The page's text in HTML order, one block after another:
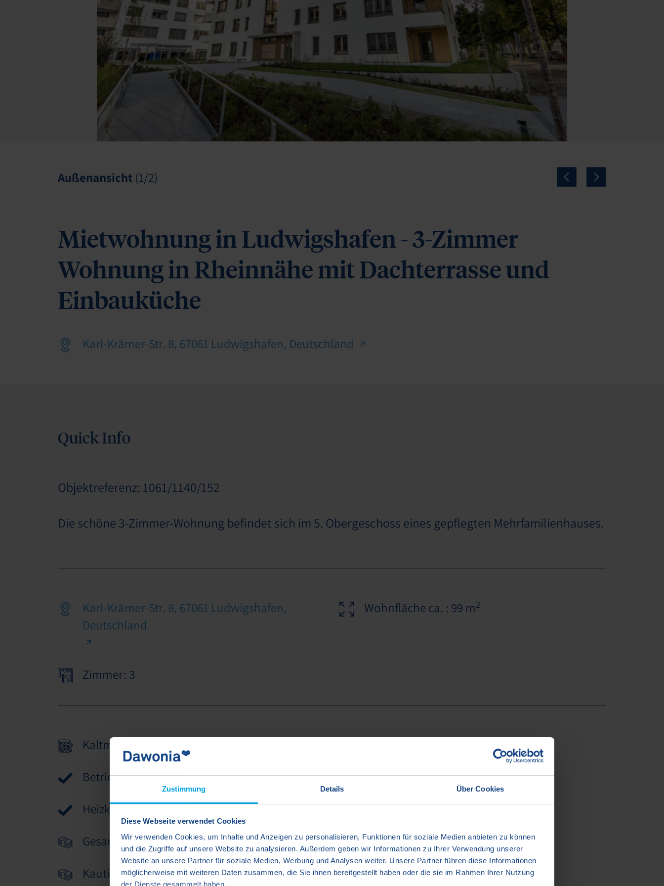
Zustimmung Details Über Cookies
Diese Webseite verwendet Cookies
Wir verwenden Cookies, um Inhalte und Anzeigen zu personalisieren, Funktionen für soziale Medien anbieten zu können
und die Zugriffe auf unsere Website zu analysieren. Außerdem geben wir Informationen zu Ihrer Verwendung unserer
Website an unsere Partner für soziale Medien, Werbung und Analysen weiter. Unsere Partner führen diese Informationen
möglicherweise mit weiteren Daten zusammen, die Sie ihnen bereitgestellt haben oder die sie im Rahmen Ihrer Nutzung
der Dienste gesammelt haben.
Außenansicht (1/2)
Dawonia.jpg(2/2)
Mietwohnung in Ludwigshafen - 3-Zimmer
Wohnung in Rheinnähe mit Dachterrasse und
Einbauküche
Karl-Krämer-Str. 8, 67061 Ludwigshafen, Deutschland
Quick Info
Objektreferenz: 1061/1140/152
Die schöne 3-Zimmer-Wohnung befindet sich im 5. Obergeschoss eines gepflegten Mehrfamilienhauses.
Karl-Krämer-Str. 8, 67061 Ludwigshafen,
Deutschland
Zimmer: 3
Wohnfläche ca. : 99 m2
Kaltmiete: 1.380,10 €
Betriebskosten: 187,00 €
Heizkosten: 198,00 €
Gesamtmiete: 1.765,10 €
Kaution: 4.140,30 €
Energieausweistyp: Bedarf
Energiekennwert: 59kWh/(m²*a)
Energieträger: Fernwärme
Effizienzklasse: B
Ausstellungsdatum: 30.04.2021